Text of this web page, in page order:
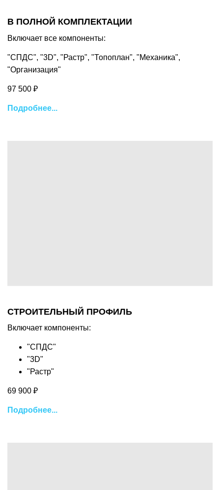
В ПОЛНОЙ КОМПЛЕКТАЦИИ
Включает все компоненты:
"СПДС", "3D", "Растр", "Топоплан", "Механика",
"Организация"
97 500 ₽
Подробнее...
СТРОИТЕЛЬНЫЙ ПРОФИЛЬ
Включает компоненты:
"СПДС"
"3D"
"Растр"
69 900 ₽
Подробнее...